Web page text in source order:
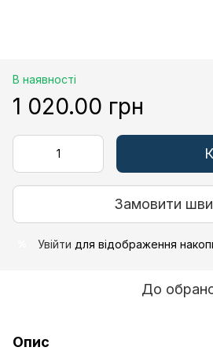
В наявності
1 020.00 грн
Замовити
Увійти для відображення
До
Опис